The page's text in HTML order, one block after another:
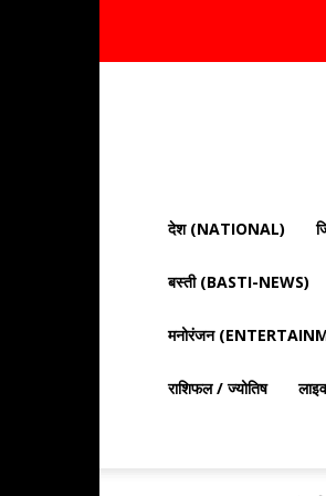
देश (NATIONAL)
बस्ती (BASTI-NEWS)
मनोरंजन
राशिफल / ज्योतिष